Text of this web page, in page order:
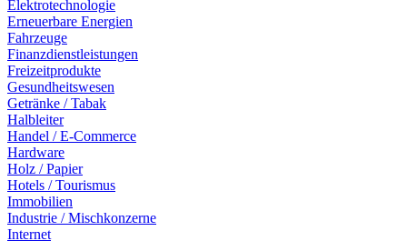
Elektrotechnologie
Erneuerbare Energien
Fahrzeuge
Finanzdienstleistungen
Freizeitprodukte
Gesundheitswesen
Getränke / Tabak
Halbleiter
Handel / E-Commerce
Hardware
Holz / Papier
Hotels / Tourismus
Immobilien
Industrie / Mischkonzerne
Internet